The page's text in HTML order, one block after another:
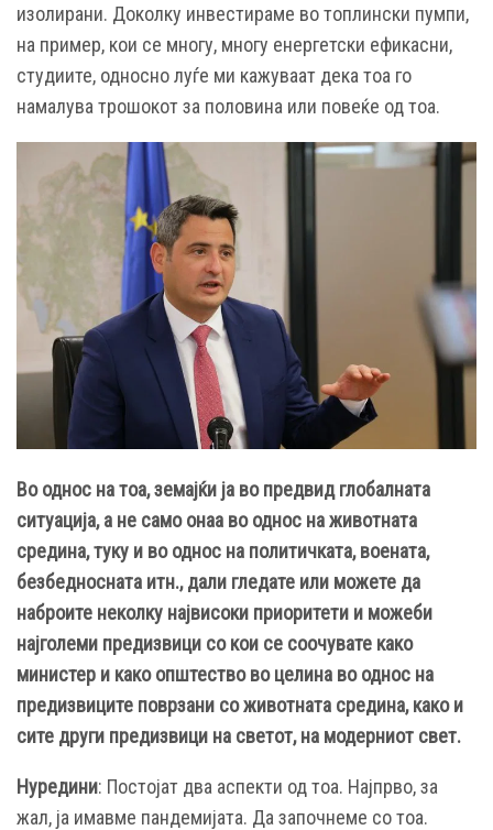
изолирани. Доколку инвестираме во топлински пумпи,
на пример, кои се многу, многу енергетски ефикасни,
студиите, односно луѓе ми кажуваат дека тоа го
намалува трошокот за половина или повеќе од тоа.
Во однос на тоа, земајќи ја во предвид глобалната
ситуација, а не само онаа во однос на животната
средина, туку и во однос на политичката, воената,
безбедносната итн., дали гледате или можете да
наброите неколку највисоки приоритети и можеби
најголеми предизвици со кои се соочувате како
министер и како општество во целина во однос на
предизвиците поврзани со животната средина, како и
сите други предизвици на светот, на модерниот свет.
Нуредини: Постојат два аспекти од тоа. Најпрво, за
жал, ја имавме пандемијата. Да започнеме со тоа.